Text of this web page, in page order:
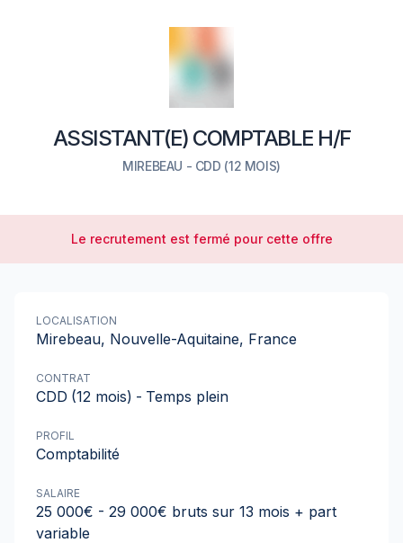
ASSISTANT(E) COMPTABLE H/F
MIREBEAU - CDD (12 MOIS)
Le recrutement est fermé pour cette offre
LOCALISATION
Mirebeau, Nouvelle-Aquitaine, France
CONTRAT
CDD (12 mois) - Temps plein
PROFIL
Comptabilité
SALAIRE
25 000€ - 29 000€ bruts sur 13 mois + part
variable